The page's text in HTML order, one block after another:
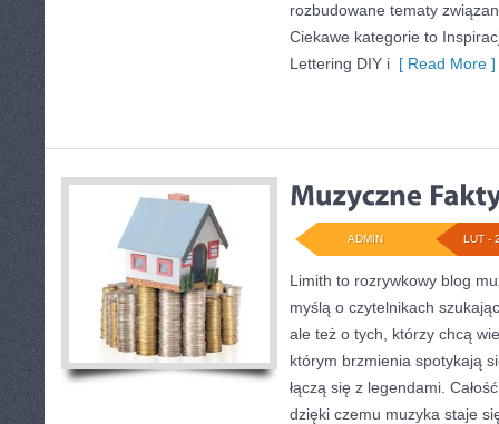
rozbudowane tematy
Ciekawe kategorie to
Lettering DIY i [ Read More ]
LUT -
ADMIN
Limith to rozrywkowy blog
myślą o czytelnikach
ale też o tych, którzy chcą
którym brzmienia spotykają
łączą się z legendami.
dzięki czemu muzyka staje